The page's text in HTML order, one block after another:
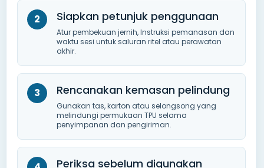
Siapkan petunjuk penggunaan
Atur pembekuan jernih, Instruksi pemanasan dan
waktu sesi untuk saluran ritel atau perawatan
akhir.
Rencanakan kemasan pelindung
Gunakan tas, karton atau selongsong yang
melindungi permukaan TPU selama
penyimpanan dan pengiriman.
Periksa sebelum digunakan